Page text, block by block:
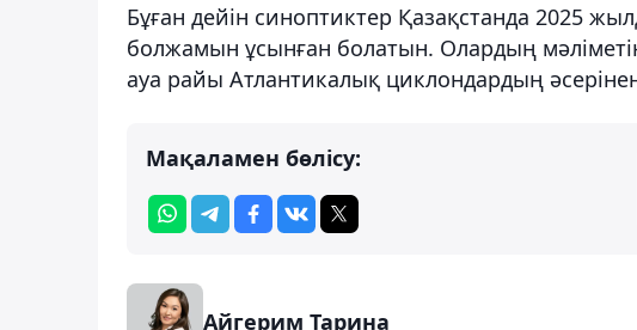
Бұған дейін синоптиктер Қазақстанда 2025
болжамын ұсынған болатын. Олардың
ауа райы Атлантикалық циклондардың
Мақаламен бөлісу:
Айгерим Тарина